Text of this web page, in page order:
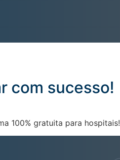
com sucesso!
100% gratuita para hospitais!